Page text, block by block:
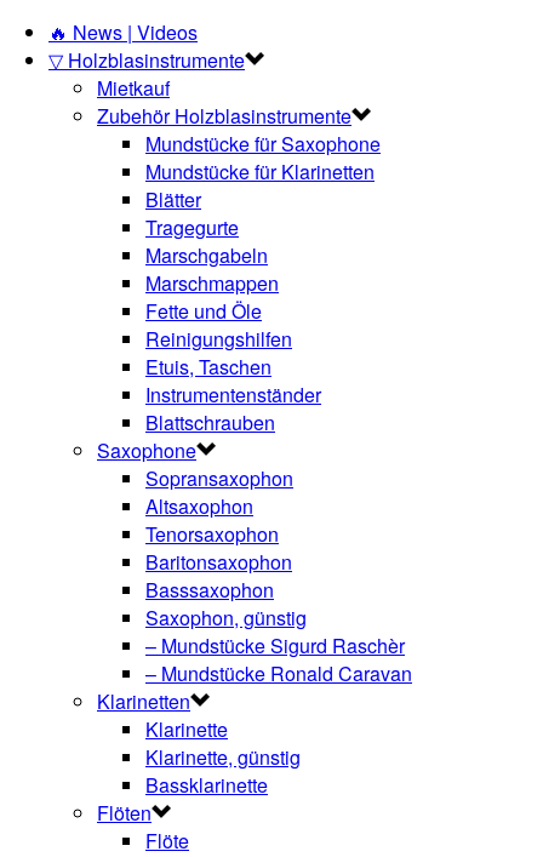
🔥 News | Videos
▽ Holzblasinstrumente
Mietkauf
Zubehör Holzblasinstrumente
Mundstücke für Saxophone
Mundstücke für Klarinetten
Blätter
Tragegurte
Marschgabeln
Marschmappen
Fette und Öle
Reinigungshilfen
Etuis, Taschen
Instrumentenständer
Blattschrauben
Saxophone
Sopransaxophon
Altsaxophon
Tenorsaxophon
Baritonsaxophon
Basssaxophon
Saxophon, günstig
– Mundstücke Sigurd Raschèr
– Mundstücke Ronald Caravan
Klarinetten
Klarinette
Klarinette, günstig
Bassklarinette
Flöten
Flöte